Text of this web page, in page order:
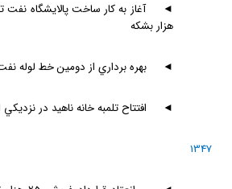
◄
هزار بشكه
◄ بهره برداري از دومين خط لوله
◄ افتتاح تلمبه خانه ناهيد در نزديكي
1347